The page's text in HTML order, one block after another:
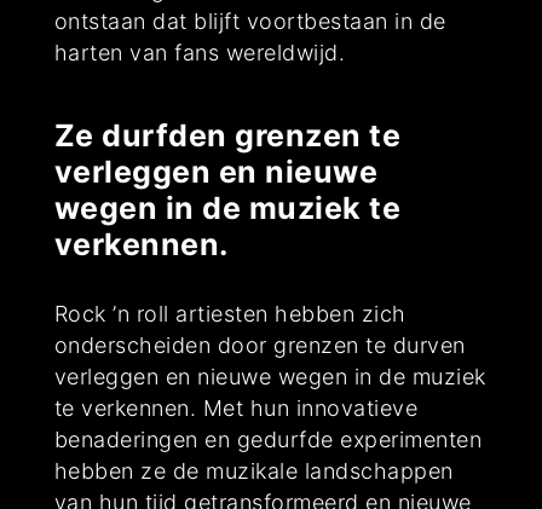
ontstaan dat blijft voortbestaan in de
harten van fans wereldwijd.
Ze durfden grenzen te
verleggen en nieuwe
wegen in de muziek te
verkennen.
Rock ’n roll artiesten hebben zich
onderscheiden door grenzen te durven
verleggen en nieuwe wegen in de muziek
te verkennen. Met hun innovatieve
benaderingen en gedurfde experimenten
hebben ze de muzikale landschappen
van hun tijd getransformeerd en nieuwe